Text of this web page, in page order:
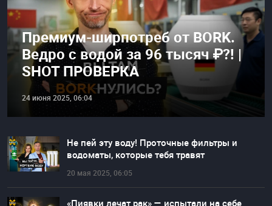
Премиум-ширпотреб от BORK.
Ведро с водой за 96 тысяч ₽?! |
SHOT ПРОВЕРКА
24 июня 2025, 06:04
Не пей эту воду! Проточные фильтры и
водоматы, которые тебя травят
20 мая 2025, 06:05
«Пиявки лечат рак» — испытали на себе